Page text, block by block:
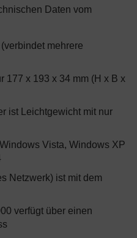
Daten vom
mehrere
177 x 193 x 34 mm (H x B x
ist Leichtgewicht mit nur
Vista, Windows XP
Netzwerk) ist mit dem
verfügt über einen